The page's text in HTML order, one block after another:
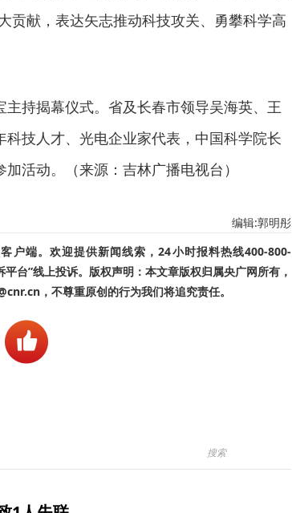
贡献，表达矢志推动科技攻关、勇攀科学高
持揭幕仪式。省及长春市领导吴海英、王
技人才、光电企业家代表，中国科学院长
活动。（来源：吉林广播电视台）
编辑:郭明彤
户端。欢迎提供新闻线索，24小时报料热线400-800-
台”线上投诉。版权声明：本文章版权归属央广网所有，
，不尊重原创的行为我们将追究责任。